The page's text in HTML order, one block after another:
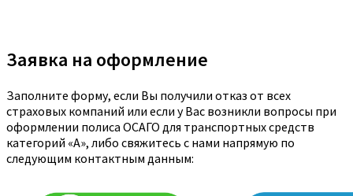
Заявка на оформление
Заполните форму, если Вы получили отказ от всех
страховых компаний или если у Вас возникли вопросы при
оформлении полиса ОСАГО для транспортных средств
категорий «A», либо свяжитесь с нами напрямую по
следующим контактным данным: